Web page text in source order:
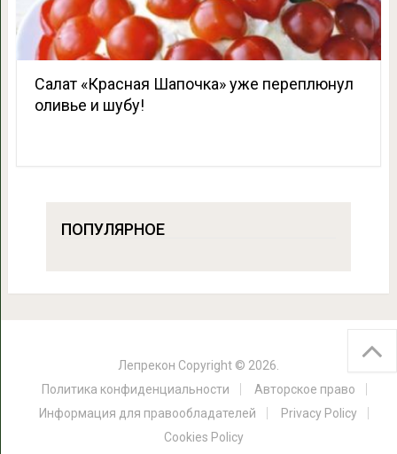
Сaлaт «Краснaя Шaпочкa» уже переплюнул
оливье и шyбy!
ПОПУЛЯРНОЕ
Лепрекон Copyright © 2026.
Политика конфиденциальности
Авторское право
Информация для правообладателей
Privacy Policy
Cookies Policy